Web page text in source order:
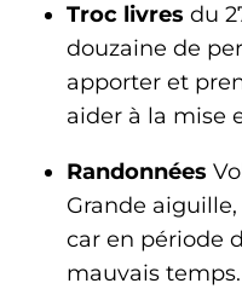
Troc livres du
douzaine de
apporter et
aider à la mise
Randonnées
Grande
car en période
mauvais temps.